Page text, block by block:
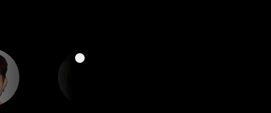
รถกลับมารัก